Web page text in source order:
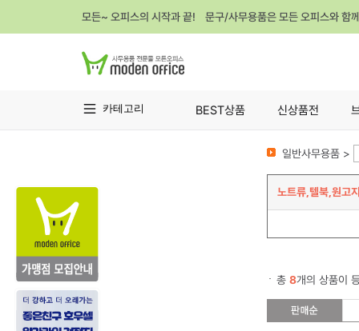
모든~ 오피스의 시작과 끝! 문구/사무용품은 모든 오피스와 함
카테고리 BEST상품 신상품전
일반사무용품 >
노트류,텔북,원고
총 8개의 상품이